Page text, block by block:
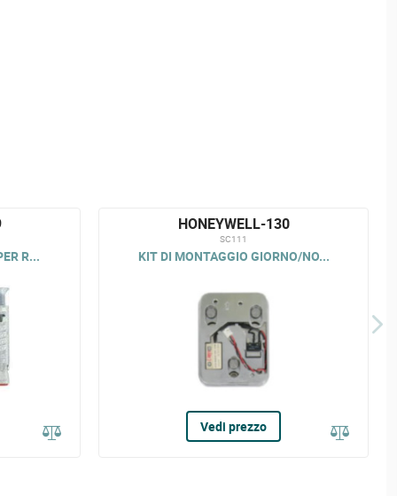
R...
HONEYWELL-130
SC111
KIT DI MONTAGGIO GIORNO/NO...
Vedi prezzo